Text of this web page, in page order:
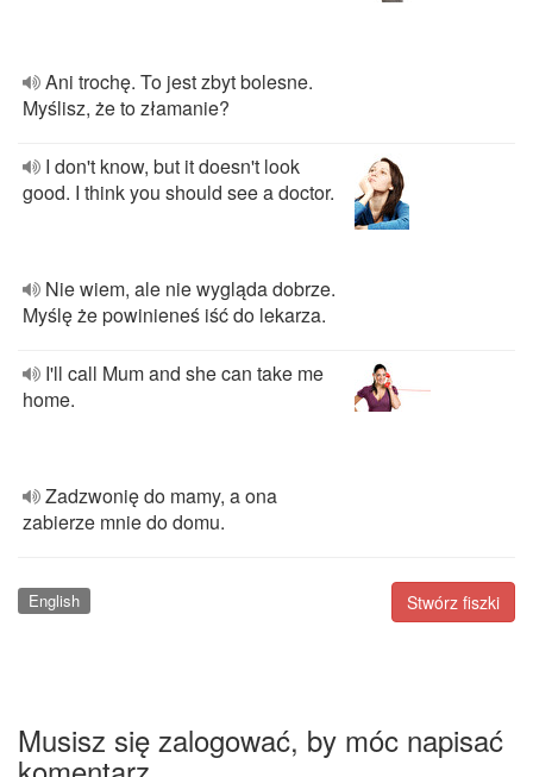
Ani trochę. To jest zbyt bolesne.
Myślisz, że to złamanie?
I don't know, but it doesn't look
good. I think you should see a doctor.
Nie wiem, ale nie wygląda dobrze.
Myślę że powinieneś iść do lekarza.
I'll call Mum and she can take me
home.
Zadzwonię do mamy, a ona
zabierze mnie do domu.
Stwórz fiszki
English
Musisz się zalogować, by móc napisać